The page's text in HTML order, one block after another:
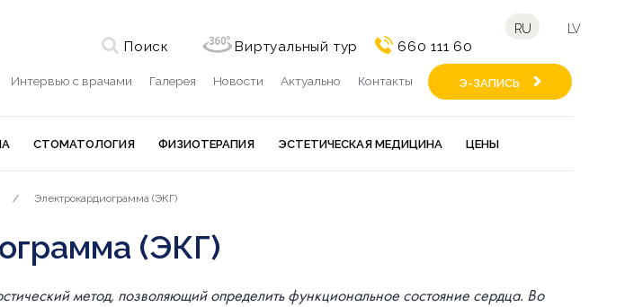
Поиск Виртуальный тур 660 111 60
RU LV
Интервью с врачами Галерея Новости Актуально Контакты Э-ЗАПИСЬ
СТОМАТОЛОГИЯ ФИЗИОТЕРАПИЯ ЭСТЕТИЧЕСКАЯ МЕДИЦИНА ЦЕНЫ
Электрокардиограмма (ЭКГ)
(ЭКГ)
метод, позволяющий определить функциональное состояние сердца. Во